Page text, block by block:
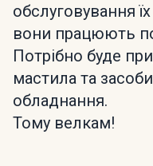
обслуговування
вони працюють
Потрібно буде
мастила та
обладнання.
Тому велкам!